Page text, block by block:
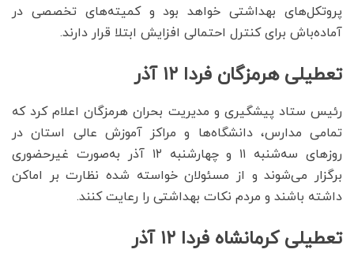
پروتکل‌های بهداشتی خواهد بود و کمیته‌های تخصصی در
آماده‌باش برای کنترل احتمالی افزایش ابتلا قرار دارند.
تعطیلی هرمزگان فردا ۱۲ آذر
رئیس ستاد پیشگیری و مدیریت بحران هرمزگان اعلام کرد که
تمامی مدارس، دانشگاه‌ها و مراکز آموزش عالی استان در
روزهای سه‌شنبه ۱۱ و چهارشنبه ۱۲ آذر به‌صورت غیرحضوری
برگزار می‌شوند و از مسئولان خواسته شده نظارت بر اماکن
داشته باشند و مردم نکات بهداشتی را رعایت کنند.
تعطیلی کرمانشاه فردا ۱۲ آذر